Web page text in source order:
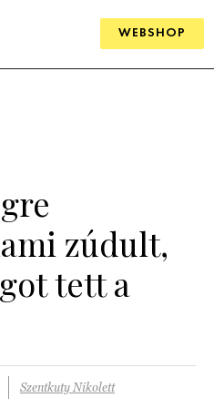
WEBSHOP
zúdult,
tett a
Szentkuty Nikolett